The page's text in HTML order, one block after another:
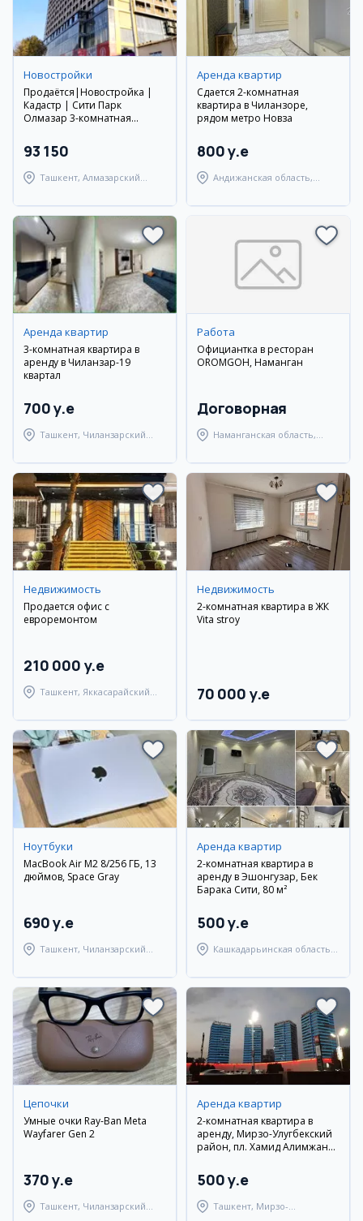
Новостройки
Продаётся|Новостройка |
Кадастр | Сити Парк
Олмазар 3-комнатная
93 150
Ташкент, Алмазарский
Аренда квартир
Сдается 2-комнатная
квартира в Чиланзоре,
рядом метро Новза
800 y.e
Андижанская область,
Аренда квартир
3-комнатная квартира в
аренду в Чиланзар-19
квартал
700 y.e
Ташкент, Чиланзарский
Работа
Официантка в ресторан
OROMGOH, Наманган
Договорная
Наманганская область,
Недвижимость
Продается офис с
евроремонтом
210 000 y.e
Ташкент, Яккасарайский
Недвижимость
2-комнатная квартира в ЖК
Vita stroy
70 000 y.e
Ноутбуки
MacBook Air M2 8/256 ГБ, 13
дюймов, Space Gray
690 y.e
Ташкент, Чиланзарский
Аренда квартир
2-комнатная квартира в
аренду в Эшонгузар, Бек
Барака Сити, 80 м²
500 y.e
Кашкадарьинская область,
Цепочки
Умные очки Ray-Ban Meta
Wayfarer Gen 2
370 y.e
Ташкент, Чиланзарский
Аренда квартир
2-комнатная квартира в
аренду, Мирзо-Улугбекский
район, пл. Хамид Алимжана,
500 y.e
Ташкент, Мирзо-